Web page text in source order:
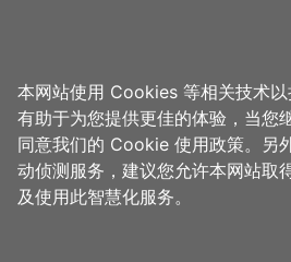
首页 > 想去的地方 > 住宿 > 桃山渡假农场
桃山渡假农
本网站使用 Cookies 等相关技术
有助于为您提供更佳的体验，当您
同意我们的 Cookie 使用政策。另
动侦测服务，建议您允许本网站取
及使用此智慧化服务。